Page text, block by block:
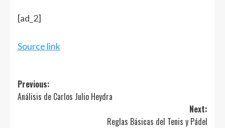
Navegación
de
entradas
[ad_2]
Source link
Post
navigation
Previous:
Análisis de Carlos Julio Heydra
Next:
Reglas Básicas del Tenis y Pádel